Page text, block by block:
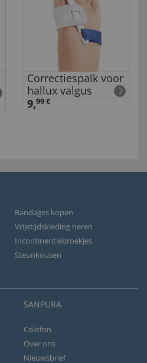
Correctiespalk voor
hallux valgus
9,99 €
Bandages kopen
Vrijetijdskleding heren
Incontinentiebroekjes
Steunkousen
SANPURA
Colofon
Over ons
Nieuwsbrief